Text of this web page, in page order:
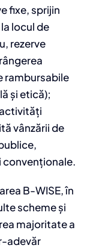
fixe, sprijin
locul de
rezerve
rambursabile
și etică);
vânzării de
convenționale.
B-WISE, în
scheme și
majoritate a
adevăr